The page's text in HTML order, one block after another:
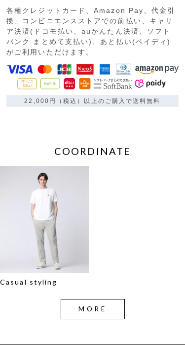
各種クレジットカード、Amazon Pay、代金引
換、コンビニエンスストアでの前払い、キャリ
ア決済(ドコモ払い、auかんたん決済、ソフト
バンク まとめて支払い)、あと払い(ペイディ)
がご利用いただけます。
22,000円（税込）以上のご購入で送料無料
COORDINATE
Casual styling
MORE